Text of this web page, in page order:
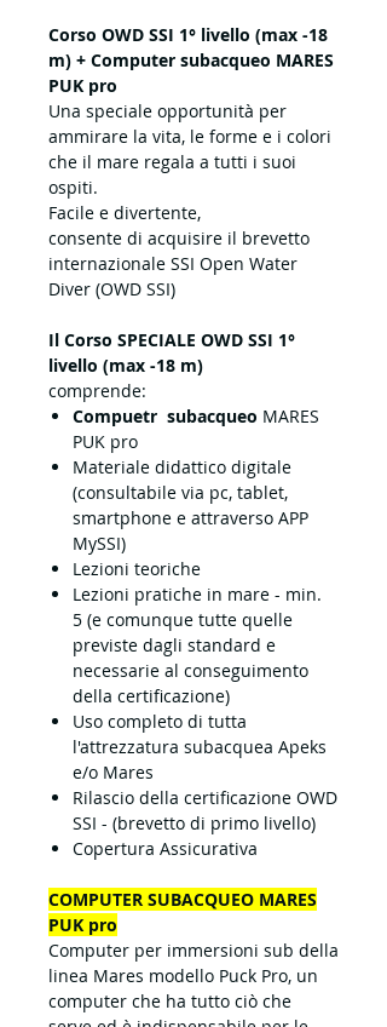
Corso OWD SSI 1° livello (max -18
m) + Computer subacqueo MARES
PUK pro
Una speciale opportunità per
ammirare la vita, le forme e i colori
che il mare regala a tutti i suoi
ospiti.​
Facile e divertente,
consente di acquisire il brevetto
internazionale SSI Open Water
Diver (OWD SSI)
Il Corso SPECIALE OWD SSI 1°
livello (max -18 m)
comprende:
Compuetr subacqueo MARES
PUK pro
Materiale didattico digitale
(consultabile via pc, tablet,
smartphone e attraverso APP
MySSI)
Lezioni teoriche
Lezioni pratiche in mare - min.
5 (e comunque tutte quelle
previste dagli standard e
necessarie al conseguimento
della certificazione)
Uso completo di tutta
l'attrezzatura subacquea Apeks
e/o Mares
Rilascio della certificazione OWD
SSI - (brevetto di primo livello)
Copertura Assicurativa
COMPUTER SUBACQUEO MARES
PUK pro
Computer per immersioni sub della
linea Mares modello Puck Pro, un
computer che ha tutto ciò che